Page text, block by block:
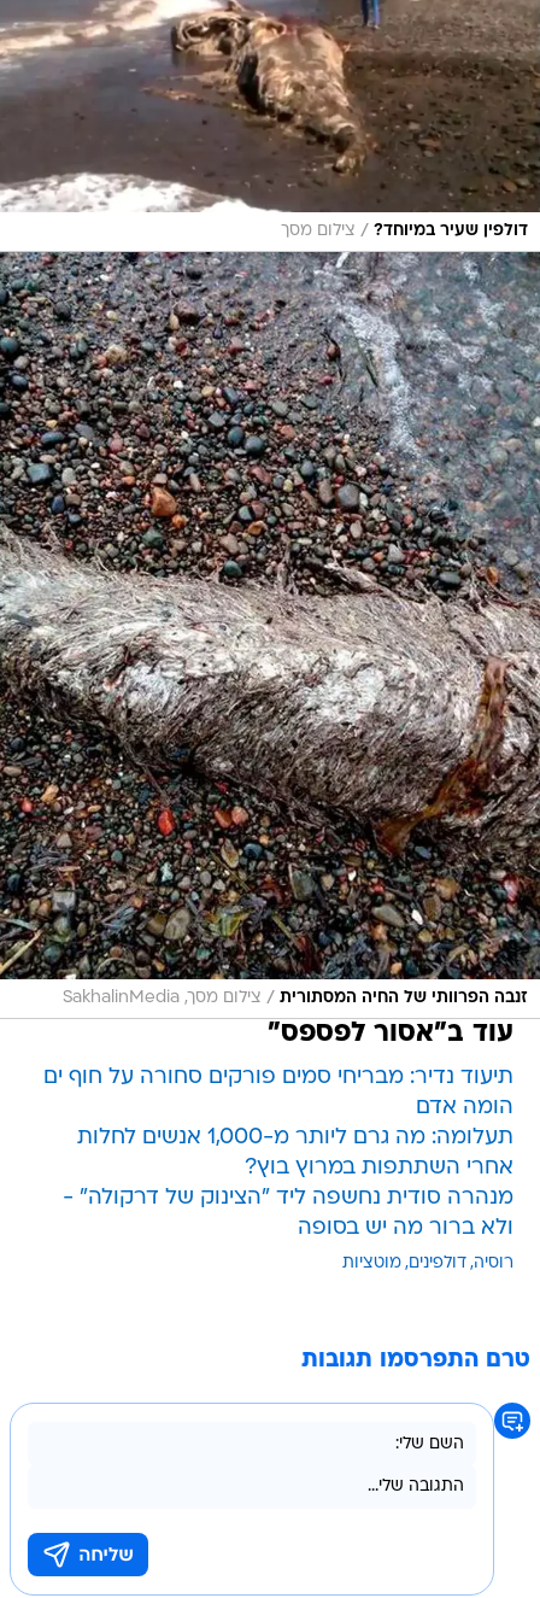
דולפין שעיר במיוחד? / צילום מסך
זנבה הפרוותי של החיה המסתורית / צילום מסך, SakhalinMedia
עוד ב"אסור לפספס"
תיעוד נדיר: מבריחי סמים פורקים סחורה על חוף ים
הומה אדם
תעלומה: מה גרם ליותר מ-1,000 אנשים לחלות
אחרי השתתפות במרוץ בוץ?
מנהרה סודית נחשפה ליד "הצינוק של דרקולה" -
ולא ברור מה יש בסופה
רוסיה דולפינים מוטציות
טרם התפרסמו תגובות